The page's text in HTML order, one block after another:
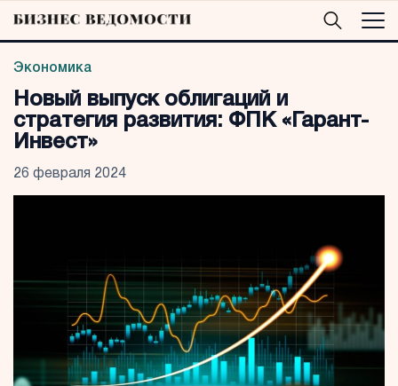
Экономика
Новый выпуск облигаций и
стратегия развития: ФПК «Гарант-
Инвест»
26 февраля 2024